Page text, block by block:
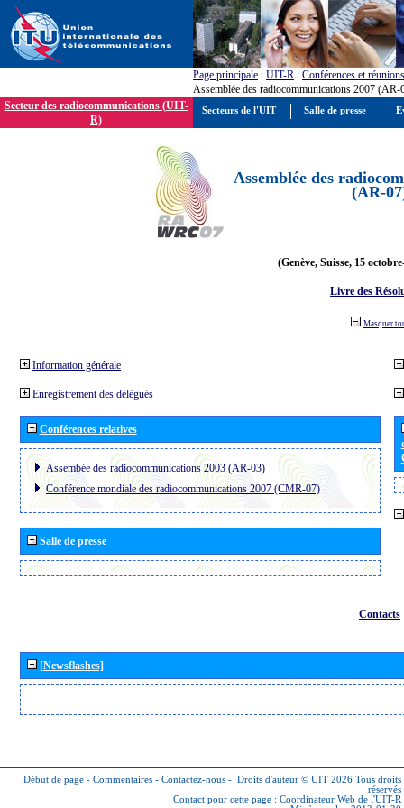
Page principale : UIT-R : Conférences et réunions
Assemblée des radiocommunications 2007 (AR-
Secteur des radiocommunications (UIT-
R)
Assemblée des
(AR-
(Genève, Suisse, 15
Livre des
Masquer
Information générale
Enregistrement des délégués
Conférences relatives
Assembée des radiocommunications 2003 (AR-03)
Conférence mondiale des radiocommunications 2007 (CMR-07)
Salle de presse
Contacts
[Newsflashes]
Début de page - Commentaires - Contactez-nous - Droits d'auteur © UIT 2026 Tous droits
réservés
Contact pour cette page : Coordinateur Web de l'UIT-R
Secteurs de l'UIT Salle de presse